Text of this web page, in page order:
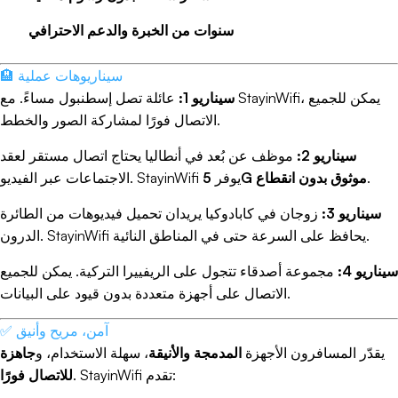
واي فايوباي فاي
يتساءل البعض عن الفرق بين واي فاي وباي فاي. في الواقع،
هو مصطلح يستخدم أحيانًا للإشارة إلى خدمات الدفع
والفنادق.
على عكس خدمات
واي فاي مجاني، تتطلب خدمات
باي فاي
عادةً دفع رسوم للوصول إلى الإنترنت، وغالبًا ما توفر سرعات
أعلى وأمانًا أفضل مقارنة بخدمات الواي فاي المجانية.
أفضلعرض واي فايللمنازل والشركات
عرض واي فايمناسب لمنزلك أو شركتك، هناك
عدة عوامل يجب مراعاتها:
سرعة الإنترنت المقدمة (التحميل والرفع)
حد استهلاك البيانات الشهري (محدود أو غير محدود)
تكلفة الخدمة والعقد
سنوات من الخبرة والدعم الاحترافي
🏨 سيناريوهات عملية
سيناريو 1:
عائلة تصل إسطنبول مساءً. مع StayinWifi، يمكن للجميع
الاتصال فورًا لمشاركة الصور والخطط.
سيناريو 2:
موظف عن بُعد في أنطاليا يحتاج اتصال مستقر لعقد
الاجتماعات عبر الفيديو. StayinWifi يوفر
5G موثوق بدون انقطاع.
سيناريو 3:
زوجان في كابادوكيا يريدان تحميل فيديوهات من الطائرة
الدرون. StayinWifi يحافظ على السرعة حتى في المناطق النائية.
سيناريو 4:
مجموعة أصدقاء تتجول على الريفييرا التركية. يمكن للجميع
الاتصال على أجهزة متعددة بدون قيود على البيانات.
✅ آمن، مريح وأنيق
يقدّر المسافرون الأجهزة المدمجة والأنيقة، سهلة الاستخدام، وجاهزة
للاتصال فورًا
. StayinWifi تقدم: